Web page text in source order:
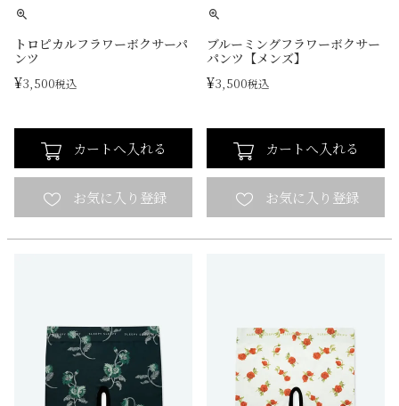
トロピカルフラワーボクサーパ
ンツ
¥3,500税込
カートへ入れる
ブルーミングフラワーボクサー
パンツ【メンズ】
¥3,500税込
カートへ入れる